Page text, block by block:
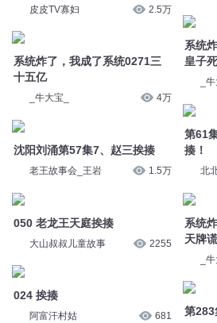
皮皮TV寡妇 2.5万
系统炸了，我成了系统0271三
十五亿
_牛大宝_ 4万
沈阳刘涌第57集7、赵三挨揍
老王故事会_王岩 1.5万
050 老龙王天庭挨揍
大山叔叔儿童故事 2255
024 挨揍
阿富汗村姑 681
系统
皇子死
_
第61
揍！
北
系统
天牌
_
第283